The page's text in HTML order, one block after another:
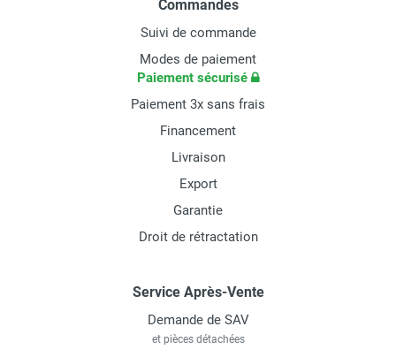
Commandes
Suivi de commande
Modes de paiement
Paiement sécurisé
Paiement 3x sans frais
Financement
Livraison
Export
Garantie
Droit de rétractation
Service Après-Vente
Demande de SAV
et pièces détachées